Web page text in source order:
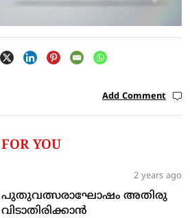
Add Comment
YOU
2 years ago
പുതുവത്സരാഘോഷം അതിരു
വിടാതിരിക്കാന്‍